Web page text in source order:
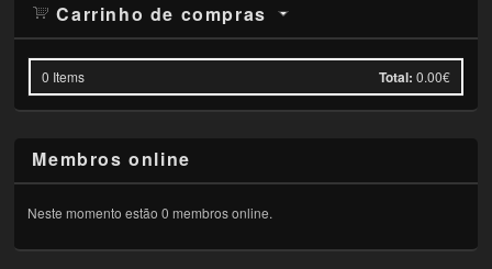
Carrinho de compras
0 Items Total: 0.00€
Membros online
Neste momento estão 0 membros online.